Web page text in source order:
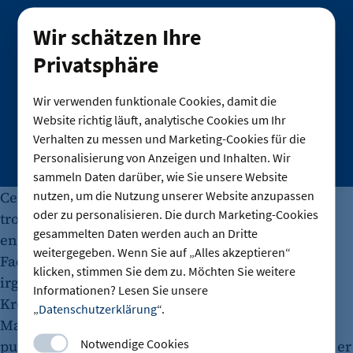
Wir schätzen Ihre
Privatsphäre
Wir verwenden funktionale Cookies, damit die
Website richtig läuft, analytische Cookies um Ihr
Verhalten zu messen und Marketing-Cookies für die
Personalisierung von Anzeigen und Inhalten. Wir
sammeln Daten darüber, wie Sie unsere Website
nutzen, um die Nutzung unserer Website anzupassen
oder zu personalisieren. Die durch Marketing-Cookies
gesammelten Daten werden auch an Dritte
weitergegeben. Wenn Sie auf „Alles akzeptieren“
klicken, stimmen Sie dem zu. Möchten Sie weitere
Informationen? Lesen Sie unsere
„Datenschutzerklärung“.
Notwendige Cookies
Abonnieren Sie unseren Newsletter und bleiben auf dem
Laufenden
E-Mail
Anmelden
Wir verwenden Ihre Daten ausschließlich gemäß unserer
Datenschutzhinweise und Nutzungsbedingungen.
Cebrail Karabelli setzte sich durch – und war
trotzdem noch lange nicht am Ziel. Der Architekt
entdeckte Schwamm und warnte. Ein anderer
Fachmann gab grünes Licht. Also stand Karabelli
irgendwann tatsächlich auf der Mittelinsel in
Kreuzberg, im Ganzkörperschutzanzug und mit
Maske über Mund und Nase, und baute, haute,
putzte und strich. Endlich, Anfang 2006, eröffnete er